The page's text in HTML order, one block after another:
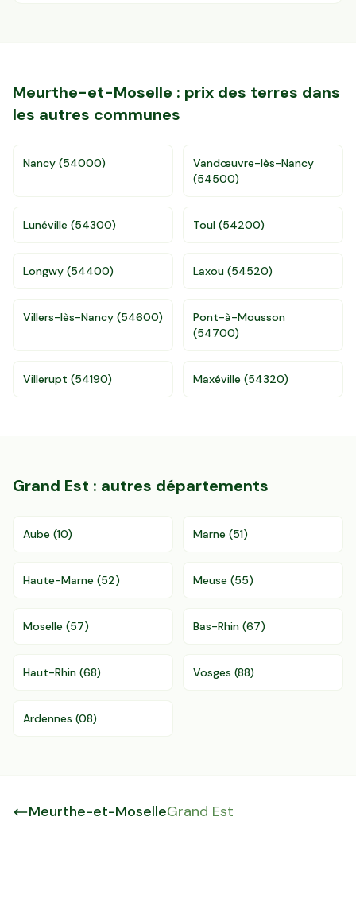
Meurthe-et-Moselle : prix des terres dans
les autres communes
Nancy (54000)
Vandœuvre-lès-Nancy
(54500)
Lunéville (54300) Toul (54200)
Longwy (54400) Laxou (54520)
Villers-lès-Nancy (54600)
Pont-à-Mousson
(54700)
Villerupt (54190) Maxéville (54320)
Grand Est : autres départements
Aube (10) Marne (51)
Haute-Marne (52) Meuse (55)
Moselle (57) Bas-Rhin (67)
Haut-Rhin (68) Vosges (88)
Ardennes (08)
Meurthe-et-MoselleGrand Est
96 departements